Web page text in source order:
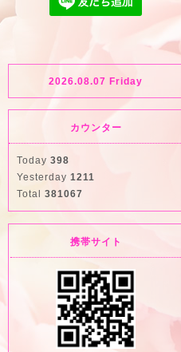
2026.08.07 Friday
カウンター
Today 398
Yesterday 1211
Total 381067
携帯サイト